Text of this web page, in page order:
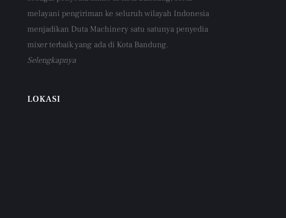
melayani pengiriman ke seluruh wilayah Indonesia
menjadikan Duta Machinery satu satunya penyedia
mixer terbaik yang ada di Kota Bandung.
Selengkapnya
LOKASI